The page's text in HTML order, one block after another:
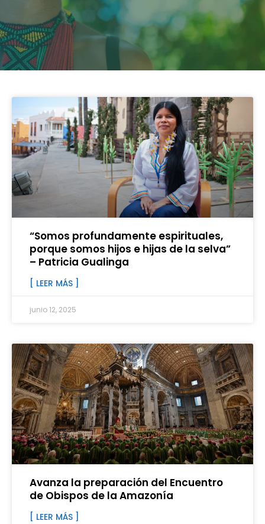
“Somos profundamente espirituales,
porque somos hijos e hijas de la selva”
– Patricia Gualinga
[ LEER MÁS ]
junio 12, 2025
Avanza la preparación del Encuentro
de Obispos de la Amazonía
[ LEER MÁS ]